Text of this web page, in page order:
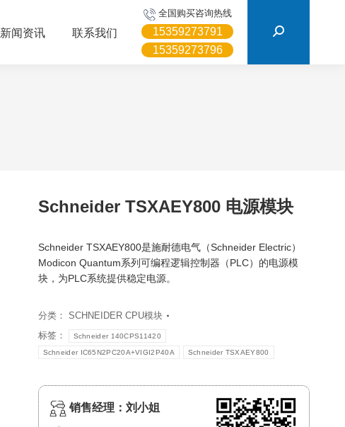
新闻资讯 联系我们
全国购买咨询热线
15359273791
15359273796
Schneider TSXAEY800 电源模块
Schneider TSXAEY800是施耐德电气（Schneider Electric）
Modicon Quantum系列可编程逻辑控制器（PLC）的电源模
块，为PLC系统提供稳定电源。
分类： SCHNEIDER CPU模块
标签：
Schneider 140CPS11420
Schneider IC65N2PC20A+VIGI2P40A Schneider TSXAEY800
销售经理：刘小姐